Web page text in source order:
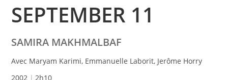
SEPTEMBER 11
SAMIRA MAKHMALBAF
Avec Maryam Karimi, Emmanuelle Laborit, Jerôme Horry
2002
2h10